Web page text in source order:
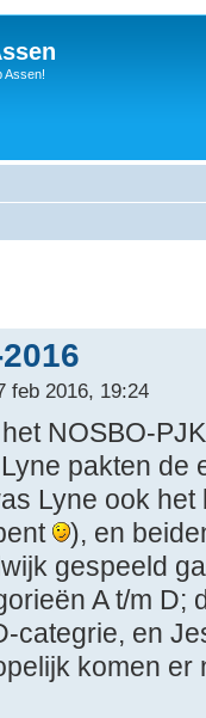
Assen!
feb 2016, 19:24
NOSBO-
pakten de
Lyne ook
), en
gespeeld
A t/m D;
categrie, en
komen er